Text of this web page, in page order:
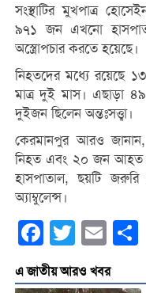
সংস্থাটির মুখপাত্র
৯৭১ জন এখনো
অস্ত্রোপচার করতে হয়েছে।
নিহতদের মধ্যে রয়েছে
মাত্র দুই মাস। এছাড়া
দুইজন ছিলেন অন্তঃসত্ত্বা।
কেরমানপুর আরও জানান,
নিহত এবং ২০ জন আহত
হাসপাতাল, ছয়টি জরুরি
অ্যাম্বুলেন্স।
Facebook
Twitter Email
এ জাতীয় আরও খবর